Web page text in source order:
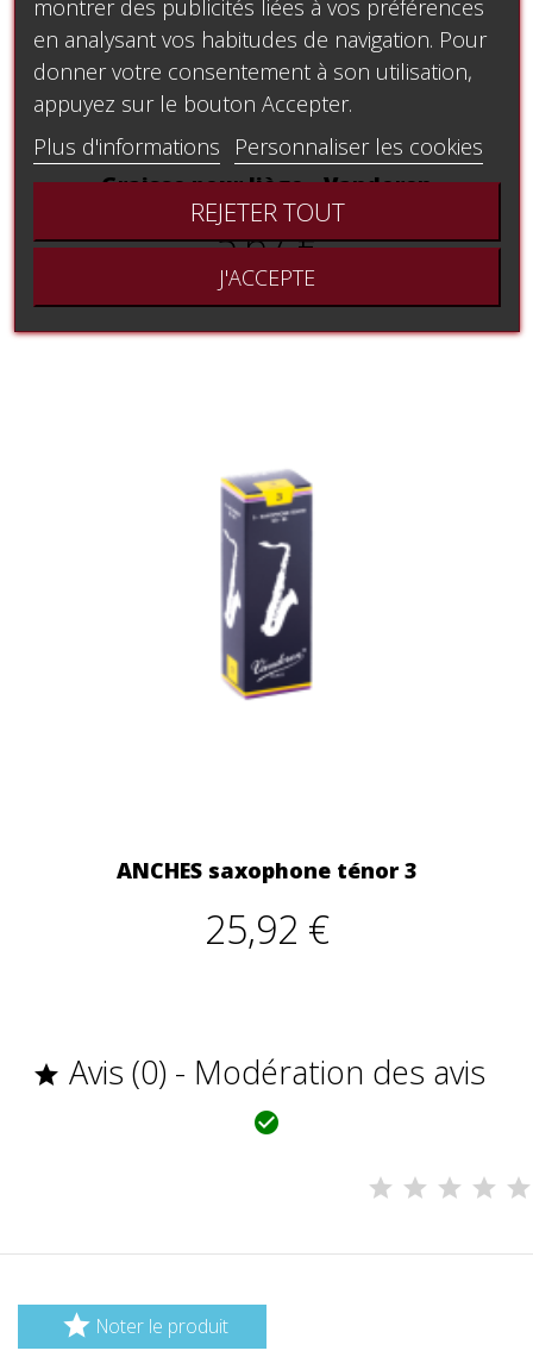
Graisse pour liège - Vandoren
5,67 €
ANCHES saxophone ténor 3
25,92 €
 Avis (0) - Modération des avis

 Noter le produit
montrer des publicités liées à vos préférences
en analysant vos habitudes de navigation. Pour
donner votre consentement à son utilisation,
appuyez sur le bouton Accepter.
Plus d'informations
Personnaliser les cookies
REJETER TOUT
J'ACCEPTE